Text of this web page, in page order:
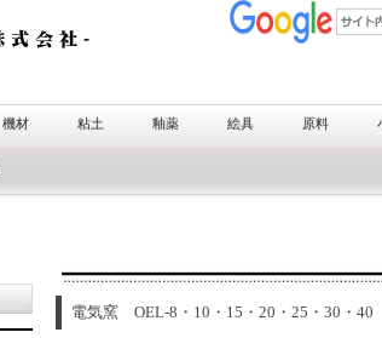
機材 粘土 釉薬 絵具 原料
電気窯 OEL-8・10・15・20・25・30・40